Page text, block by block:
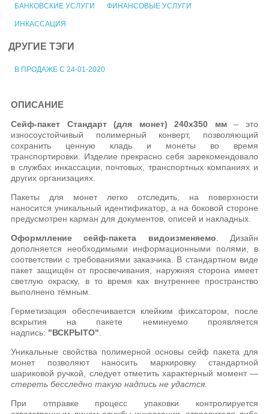
БАНКОВСКИЕ УСЛУГИ ФИНАНСОВЫЕ УСЛУГИ
ИНКАССАЦИЯ
ДРУГИЕ ТЭГИ
В ПРОДАЖЕ С 24-01-2020
ОПИСАНИЕ
Сейф-пакет Cтандарт (для монет) 240x350 мм– это
износоустойчивый полимерный конверт, позволяющий
сохранить ценную кладь и монеты во время
транспортировки. Изделие прекрасно себя зарекомендовало
в службах инкассации, почтовых, транспортных компаниях и
других организациях.
Пакеты для монет легко отследить, на поверхности
наносится уникальный идентификатор, а на боковой стороне
предусмотрен карман для документов, описей и накладных.
Оформлление сейф-пакета видоизменяемо . Дизайн
дополняется необходимыми информационными полями, в
соответствии с требованиями заказчика. В стандартном виде
пакет защищён от просвечивания, наружняя сторона имеет
светлую окраску, в то время как внутреннее пространство
выполнено тёмным.
Герметизация обеспечивается клейким фиксатором, после
вскрытия на пакете неминуемо проявляется
надпись: "ВСКРЫТО"
Уникальные свойства полимерной основы сейф пакета для
монет позволяют наносить маркировку стандартной
шариковой ручкой, следует отметить характерный момент —
стереть бесследно такую надпись не удастся
При отправке процесс упаковки контролируется